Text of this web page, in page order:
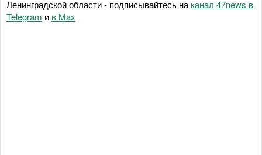
Ленинградской области - подписывайтесь на канал 47news в
Telegram и в Maх